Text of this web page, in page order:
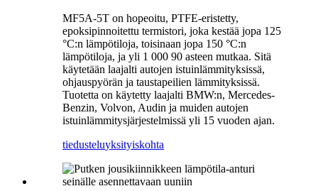
MF5A-5T on hopeoitu, PTFE-eristetty,
epoksipinnoitettu termistori, joka kestää jopa 125
°C:n lämpötiloja, toisinaan jopa 150 °C:n
lämpötiloja, ja yli 1 000 90 asteen mutkaa. Sitä
käytetään laajalti autojen istuinlämmityksissä,
ohjauspyörän ja taustapeilien lämmityksissä.
Tuotetta on käytetty laajalti BMW:n, Mercedes-
Benzin, Volvon, Audin ja muiden autojen
istuinlämmitysjärjestelmissä yli 15 vuoden ajan.
tiedusteluyksityiskohta